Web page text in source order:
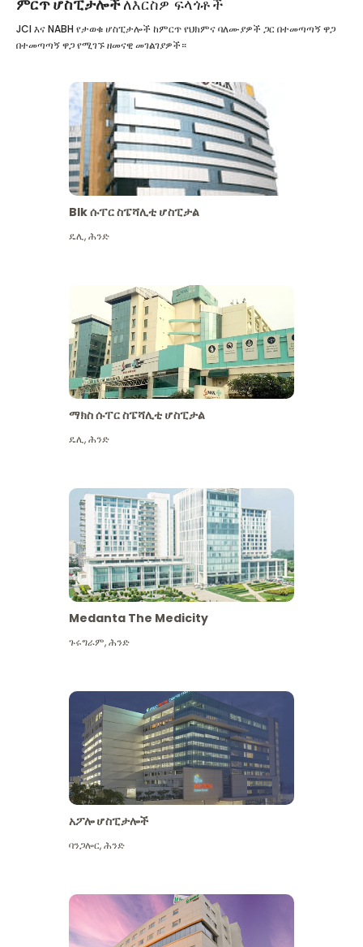
ምርጥ ሆስፒታሎችለእርስዎ ፍላጎቶች
JCI እና NABH የታወቁ ሆስፒታሎች ከምርጥ የህክምና ባለሙያዎች ጋር በተመጣጣኝ ዋጋ
በተመጣጣኝ ዋጋ የሚገኙ ዘመናዊ መገልገያዎች።
Blk ሱፐር ስፔሻሊቲ ሆስፒታል
ዴሊ,ሕንድ
ማክስ ሱፐር ስፔሻሊቲ ሆስፒታል
ዴሊ,ሕንድ
Medanta The Medicity
ጉሩግራም,ሕንድ
አፖሎ ሆስፒታሎች
ባንጋሎር,ሕንድ